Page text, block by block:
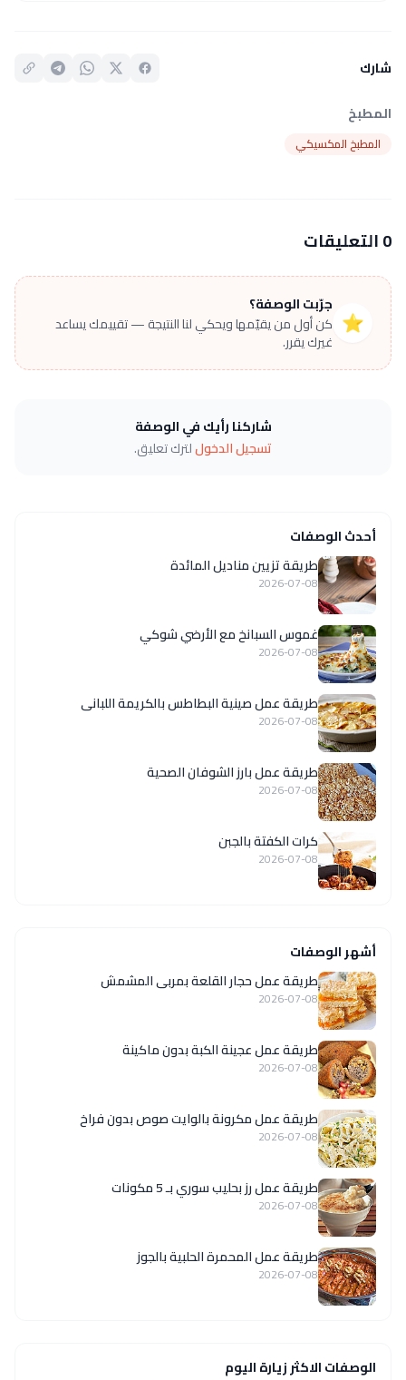
شارك
المطبخ
المطبخ المكسيكي
0 التعليقات
⭐
جرّبت الوصفة؟
كن أول من يقيّمها ويحكي لنا النتيجة — تقييمك يساعد
غيرك يقرر.
شاركنا رأيك في الوصفة
تسجيل الدخوللترك تعليق.
أحدث الوصفات
طريقة تزيين مناديل المائدة
2026-07-08
غموس السبانخ مع الأرضي شوكي
2026-07-08
طريقة عمل صينية البطاطس بالكريمة اللبانى
2026-07-08
طريقة عمل بارز الشوفان الصحية
2026-07-08
كرات الكفتة بالجبن
2026-07-08
أشهر الوصفات
طريقة عمل حجار القلعة بمربى المشمش
2026-07-08
طريقة عمل عجينة الكبة بدون ماكينة
2026-07-08
طريقة عمل مكرونة بالوايت صوص بدون فراخ
2026-07-08
طريقة عمل رز بحليب سوري بـ 5 مكونات
2026-07-08
طريقة عمل المحمرة الحلبية بالجوز
2026-07-08
الوصفات الاكثر زيارة اليوم